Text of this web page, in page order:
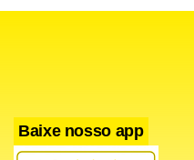
federal. Segundo o texto,
Baixe nosso app